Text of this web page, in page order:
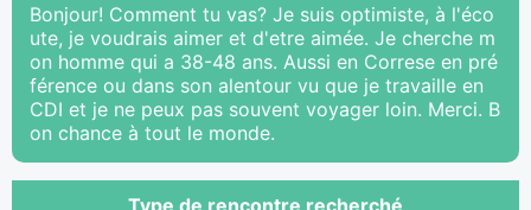
Bonjour! Comment tu vas? Je suis optimiste, à l'éco
ute, je voudrais aimer et d'etre aimée. Je cherche m
on homme qui a 38-48 ans. Aussi en Correse en pré
férence ou dans son alentour vu que je travaille en
CDI et je ne peux pas souvent voyager loin. Merci. B
on chance à tout le monde.
Type de rencontre recherché